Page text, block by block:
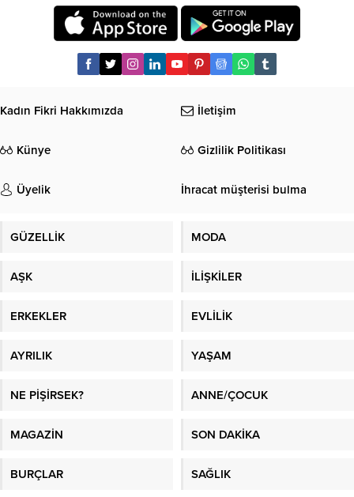
Kadın Fikri Hakkımızda İletişim
Künye Gizlilik Politikası
Üyelik İhracat müşterisi bulma
GÜZELLİK MODA
AŞK İLİŞKİLER
ERKEKLER EVLİLİK
AYRILIK YAŞAM
NE PİŞİRSEK? ANNE/ÇOCUK
MAGAZİN SON DAKİKA
BURÇLAR SAĞLIK